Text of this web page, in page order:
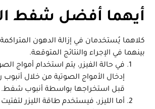
أيهما أفضل شفط
كلاهما يُستخدمان في إزالة الدهون
بينهما في الإجراء والنتائج المتوقعة.
في حالة الفيزر، يتم استخدام أمواج
إدخال الأمواج الصوتية من خلال
قبل استخراجها بواسطة أنبوب شفط.
أما الليزر، فيستخدم طاقة الليزر